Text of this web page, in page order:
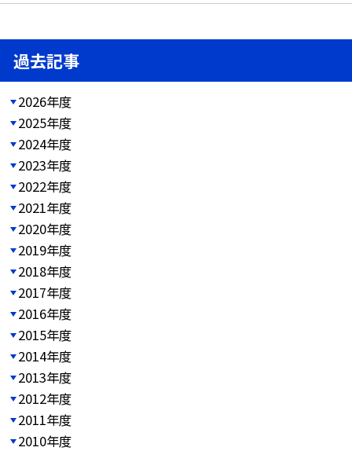
過去記事
2026年度
2025年度
2024年度
2023年度
2022年度
2021年度
2020年度
2019年度
2018年度
2017年度
2016年度
2015年度
2014年度
2013年度
2012年度
2011年度
2010年度